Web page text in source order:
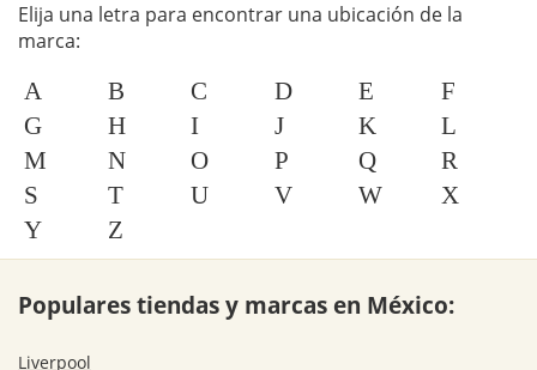
Elija una letra para encontrar una ubicación de la
marca:
A B C D E
F
G
H I J K
L
M
N O P Q
R
S
T U V W
X
Y
Z
Populares tiendas y marcas en México:
Liverpool